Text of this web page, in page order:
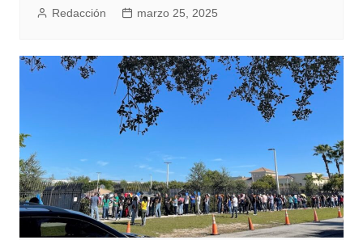
Redacción marzo 25, 2025